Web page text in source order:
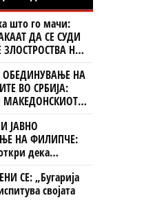
што го мачи:
ДА СЕ СУДИ
ЗЛОСТРОСТВА НА
ОБЕДИНУВАЊЕ НА
ВО СРБИЈА:
СОЈУЗ
ЈАВНО
НА ФИЛИПЧЕ:
дека
нема од
за кеш
СЕ: „Бугарија
својата